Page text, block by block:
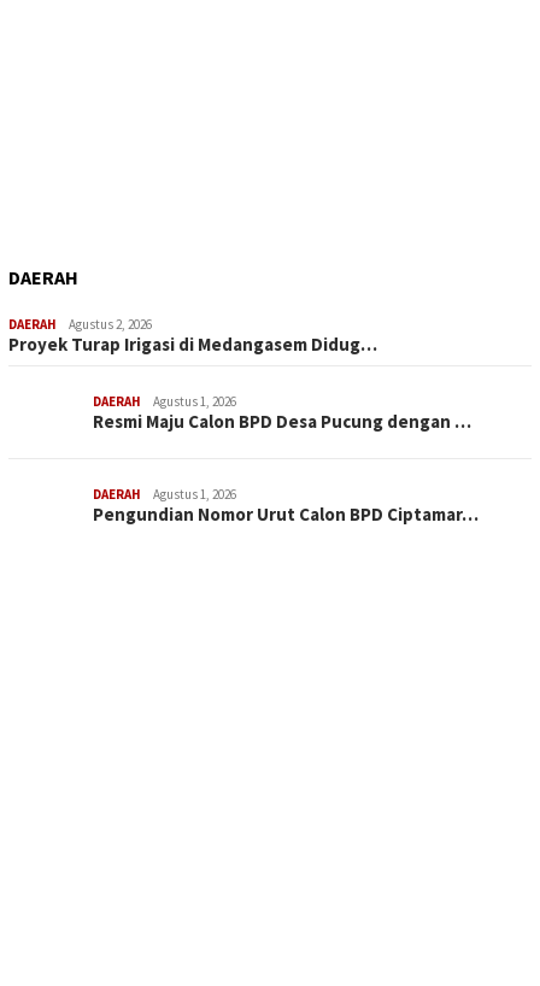
DAERAH
DAERAH Agustus 2, 2026
Proyek Turap Irigasi di Medangasem Didug…
DAERAH Agustus 1, 2026
Resmi Maju Calon BPD Desa Pucung dengan …
DAERAH Agustus 1, 2026
Pengundian Nomor Urut Calon BPD Ciptamar…